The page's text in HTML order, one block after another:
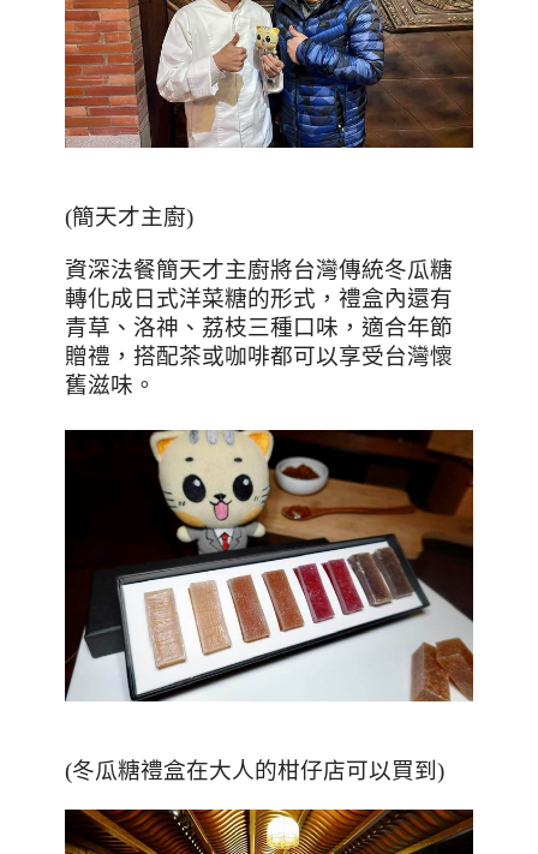
(簡天才主廚)
資深法餐簡天才主廚將台灣傳統冬瓜糖
轉化成日式洋菜糖的形式，禮盒內還有
青草、洛神、荔枝三種口味，適合年節
贈禮，搭配茶或咖啡都可以享受台灣懷
舊滋味。
(冬瓜糖禮盒在大人的柑仔店可以買到)